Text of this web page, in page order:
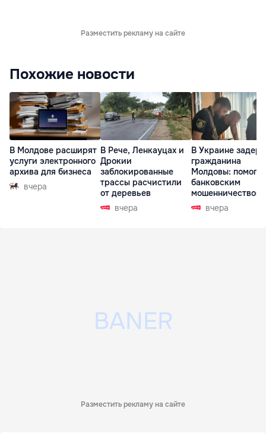
Разместить рекламу на сайте
Похожие новости
В Молдове расширят
услуги электронного
архива для бизнеса
вчера
В Рече, Ленкауцах и
Дрокии
заблокированные
трассы расчистили
от деревьев
вчера
В Украине
гражданина
Молдовы:
банковским
мошенничеством
Чехиивчера
Разместить рекламу на сайте